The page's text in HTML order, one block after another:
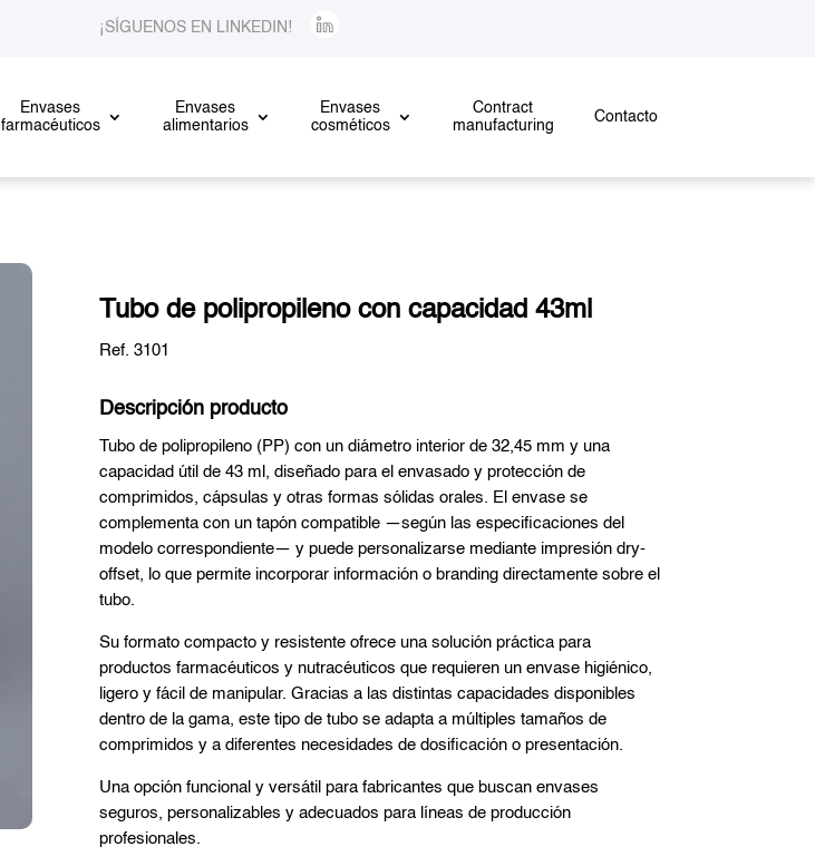
¡SÍGUENOS EN LINKEDIN!
Envases
farmacéuticos
Envases
alimentarios
Envases
cosméticos
Contract
manufacturing
Contacto
Tubo de polipropileno con capacidad 43ml
Ref. 3101
Descripción producto
Tubo de polipropileno (PP) con un diámetro interior de 32,45 mm y una
capacidad útil de 43 ml, diseñado para el envasado y protección de
comprimidos, cápsulas y otras formas sólidas orales. El envase se
complementa con un tapón compatible —según las especificaciones del
modelo correspondiente— y puede personalizarse mediante impresión dry-
offset, lo que permite incorporar información o branding directamente sobre el
tubo.
Su formato compacto y resistente ofrece una solución práctica para
productos farmacéuticos y nutracéuticos que requieren un envase higiénico,
ligero y fácil de manipular. Gracias a las distintas capacidades disponibles
dentro de la gama, este tipo de tubo se adapta a múltiples tamaños de
comprimidos y a diferentes necesidades de dosificación o presentación.
Una opción funcional y versátil para fabricantes que buscan envases
seguros, personalizables y adecuados para líneas de producción
profesionales.